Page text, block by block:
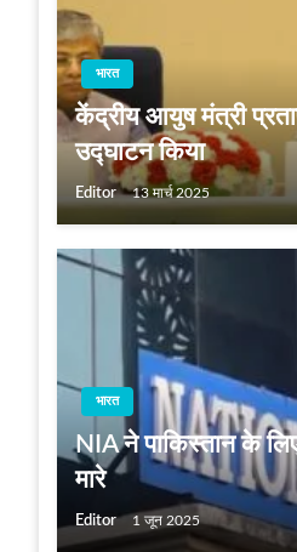
भारत
केंद्रीय आयुष मंत्री
उद्घाटन किया
Editor 13 मार्च 2025
भारत
NIA ने पाकिस्तान के
मारे
Editor 1 जून 2025